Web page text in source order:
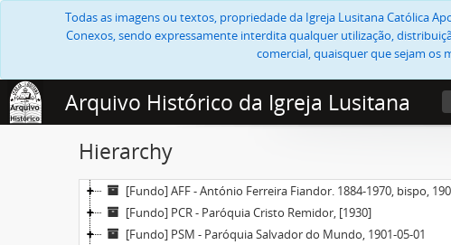
Todas as imagens ou textos, propriedade da Igreja Lusitana Católica
Conexos, sendo expressamente interdita qualquer utilização,
comercial, quaisquer que sejam os
Arquivo Histórico da Igreja Lusitana
Hierarchy
[Fundo] AFF - António Ferreira Fiandor. 1884-1970, bispo,
[Fundo] PCR - Paróquia Cristo Remidor, [1930]
[Fundo] PSM - Paróquia Salvador do Mundo, 1901-05-01